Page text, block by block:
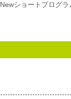
Newショートプログ